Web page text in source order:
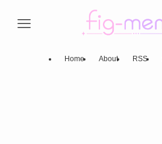
Home About RSS